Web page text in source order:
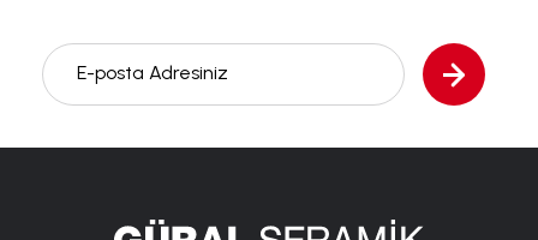
E-posta Adresiniz